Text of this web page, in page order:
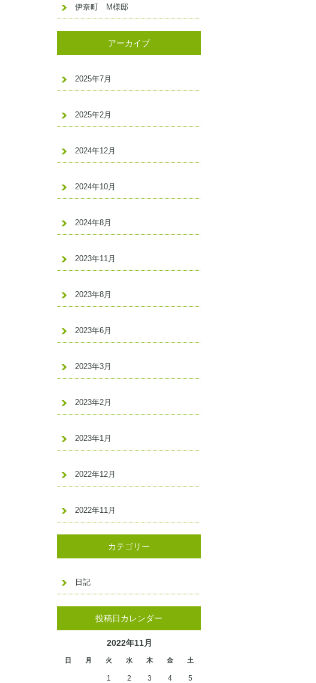
伊奈町 M様邸
アーカイブ
2025年7月
2025年2月
2024年12月
2024年10月
2024年8月
2023年11月
2023年8月
2023年6月
2023年3月
2023年2月
2023年1月
2022年12月
2022年11月
カテゴリー
日記
投稿日カレンダー
2022年11月
日 月 火 水 木 金 土
1 2 3 4 5